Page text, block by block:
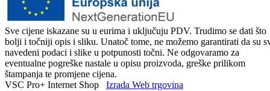
Sve cijene iskazane su u eurima i uključuju PDV. Trudimo se dati što
bolji i točniji opis i sliku. Unatoč tome, ne možemo garantirati da su
navedeni podaci i slike u potpunosti točni. Ne odgovaramo za
eventualne pogreške nastale u opisu proizvoda, greške prilikom
štampanja te promjene cijena.
VSC Pro+ Internet Shop Izrada Web trgovina